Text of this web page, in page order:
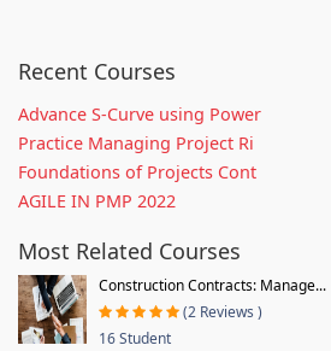
Recent Courses
Advance S-Curve using Power
Practice Managing Project Ri
Foundations of Projects Cont
AGILE IN PMP 2022
Most Related Courses
Construction Contracts: Manage...
(2 Reviews )
16 Student